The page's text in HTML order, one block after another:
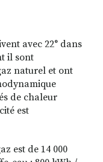
avec 22° dans
il sont
naturel et ont
de chaleur
est
est de 14 000